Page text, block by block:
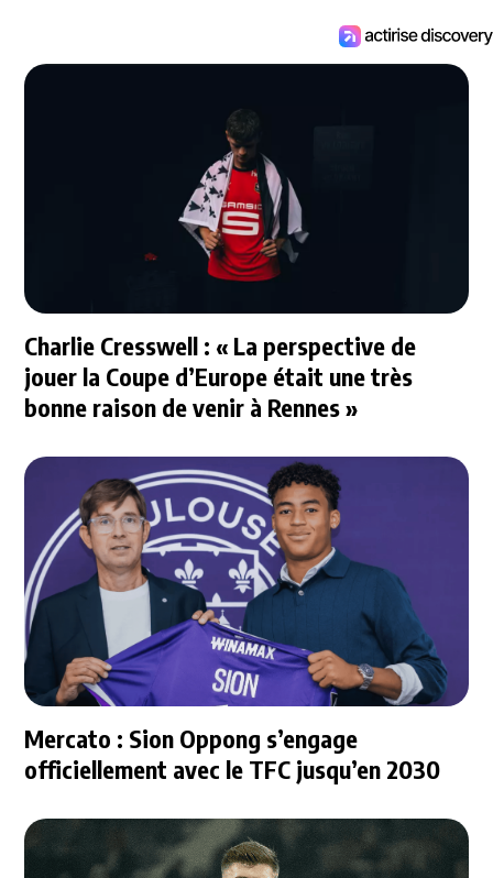
Charlie Cresswell : « La perspective de
jouer la Coupe d’Europe était une très
bonne raison de venir à Rennes »
Mercato : Sion Oppong s’engage
officiellement avec le TFC jusqu’en 2030